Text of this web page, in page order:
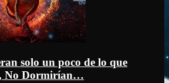
solo un poco de lo que
No Dormirían…